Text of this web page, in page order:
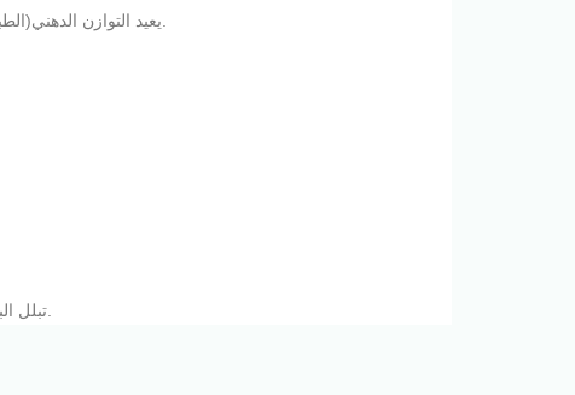
تبلل البشرة بالماء الدافئ ثم تدلك بالغسول بحركات دائرية ويترك لمدة 3 دقائق ثم يشطف.